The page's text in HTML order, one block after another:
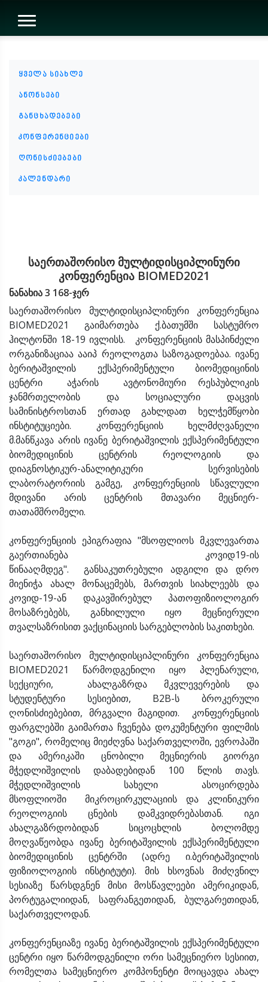
ყველა სიახლე
ანონსები
განცხადებები
კონფერენციები
ღონისძიებები
კალენდარი
საერთაშორისო მულტიდისციპლინური
კონფერენცია BIOMED2021
ნანახია 3 168-ჯერ
საერთაშორისო მულტიდისციპლინური კონფერენცია
BIOMED2021 გაიმართება ქ.ბათუმში სასტუმრო
ჰილტონში 18-19 ივლისს. კონფერენციის მასპინძელი
ორგანიზაციაა ააიპ რეოლოგთა საზოგადოებაა. ივანე
ბერიტაშვილის ექსპერიმენტული ბიომედიცინის
ცენტრი აჭარის ავტონომიური რესპუბლიკის
ჯანმრთელობის და სოციალური დაცვის
სამინისტროსთან ერთად გახლდათ ხელჭემწყობი
ინსტიტუციები. კონფერენციის ხელმძღვანელი
მ.მანწკავა არის ივანე ბერიტაშვილის ექსპერიმენტული
ბიომედიცინის ცენტრის რეოლოგიის და
დიაგნოსტიკურ-ანალიტიკური სერვისების
ლაბორატორიის გამგე, კონფერენციის სწავლული
მდივანი არის ცენტრის მთავარი მეცნიერ-
თათამშრომელი.
კონფერენციის ეპიგრაფია "მსოფლიოს მკვლევართა
გაერთიანება კოვიდ19-ის
წინააღმდეგ". განსაკუთრებული ადგილი და დრო
მიენიჭა ახალ მონაცემებს, მართვის სიახლეებს და
კოვიდ-19-ან დაკავშირებულ პათოფიზიოლოგირ
მოსაზრებებს, განხილული იყო მეცნიერული
თვალსაზრისით ვაქცინაციის სარგებლობის საკითხები.
საერთაშორისო მულტიდისციპლინური კონფერენცია
BIOMED2021 წარმოდგენილი იყო პლენარული,
სექციური, ახალგაზრდა მკვლევერების და
სტუდენტური სესიებით, B2B-ს ბროკერული
ღონისძიებებით, მრგვალი მაგიდით. კონფერენციის
ფარგლებში გაიმართა ჩვენება დოკუმენტური ფილმის
"გოგი", რომელიც მიეძღვნა საქართველოში, ევროპაში
და ამერიკაში ცნობილი მეცნიერის გიორგი
მჭედლიშვილის დაბადებიდან 100 წლის თავს.
მჭედლიშვილის სახელი ასოცირდება
მსოფლიოში მიკროცირკულაციის და კლინიკური
რეოლოგიის ცნების დამკვიდრებასთან. იგი
ახალგაზრდობიდან სიცოცხლის ბოლომდე
მოღვაწეობდა ივანე ბერიტაშვილის ექსპერიმენტული
ბიომედიცინის ცენტრში (ადრე ი.ბერიტაშვილის
ფიზიოლოგიის ინსტიტუტი). მის ხსოვნას მიძღვნილ
სესიაზე წარსდგნენ მისი მოსწავლეები ამერიკიდან,
პორტუგალიიდან, საფრანგეთიდან, ბულგარეთიდან,
საქართველოდან.
კონფერენციაზე ივანე ბერიტაშვილის ექსპერიმენტული
ცენტრი იყო წარმოდგენილი ორი სამეცნიერო სესიით,
რომელთა სამეცნიერო კომპონენტი მოიცავდა ახალ